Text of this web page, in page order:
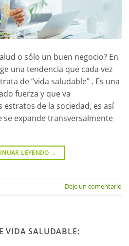
o sólo un buen negocio? En
una tendencia que cada vez
de “vida saludable” . Es una
fuerza y que va
de la sociedad, es así
se expande transversalmente
LEYENDO →
Deje un comentario
VIDA SALUDABLE: